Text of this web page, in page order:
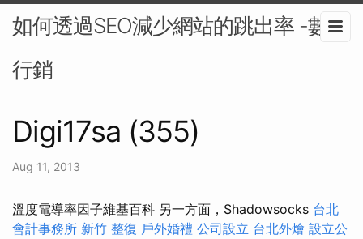
如何透過SEO減少網站的跳出率 -數位
行銷
Digi17sa (355)
Aug 11, 2013
溫度電導率因子維基百科 另一方面，Shadowsocks 台北
會計事務所 新竹 整復 戶外婚禮 公司設立 台北外燴 設立公